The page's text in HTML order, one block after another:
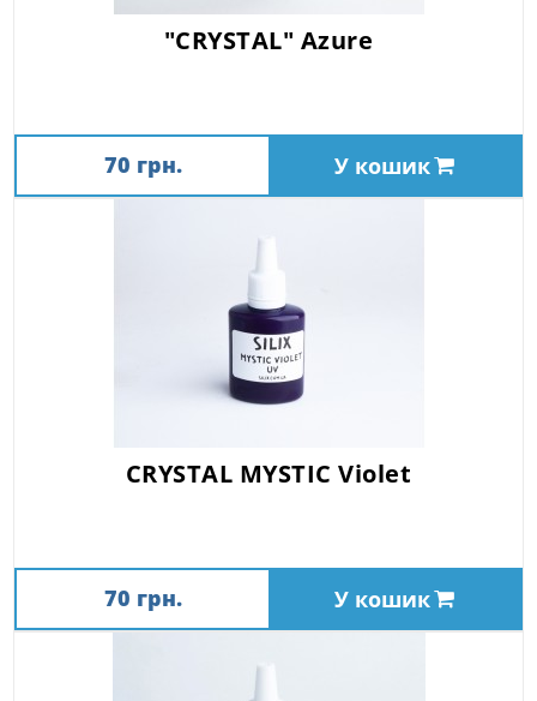
"CRYSTAL" Azure
70 грн. У кошик
CRYSTAL MYSTIC Violet
70 грн. У кошик